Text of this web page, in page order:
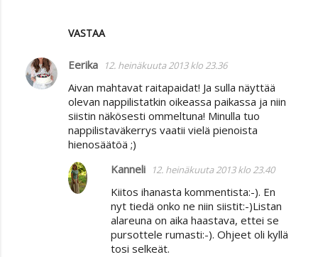
VASTAA
Eerika 12. heinäkuuta 2013 klo 23.36
Aivan mahtavat raitapaidat! Ja sulla näyttää
olevan nappilistatkin oikeassa paikassa ja niin
siistin näkösesti ommeltuna! Minulla tuo
nappilistaväkerrys vaatii vielä pienoista
hienosäätöä ;)
Kanneli 12. heinäkuuta 2013 klo 23.40
Kiitos ihanasta kommentista:-). En
nyt tiedä onko ne niin siistit:-)Listan
alareuna on aika haastava, ettei se
pursottele rumasti:-). Ohjeet oli kyllä
tosi selkeät.